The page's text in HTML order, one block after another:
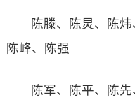
陈滕、陈炅、陈炜
陈峰、陈强
陈军、陈平、陈先